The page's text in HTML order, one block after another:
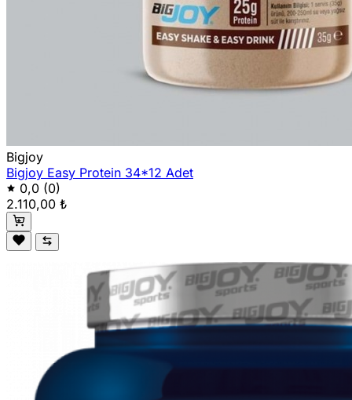
Bigjoy
Bigjoy Easy Protein 34*12 Adet
0,0 (0)
2.110,00 ₺